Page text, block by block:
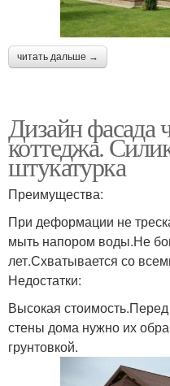
читать дальше →
Дизайн фасада
коттеджа.
штукатурка
Преимущества:
При деформации не
мыть напором воды.Не
лет.Схватывается со
Недостатки:
Высокая
стены дома нужно их
грунтовкой.